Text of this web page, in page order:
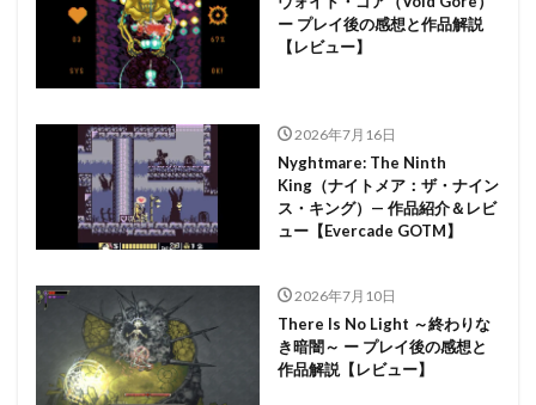
ー プレイ後の感想と作品解説
【レビュー】
2026年7月16日
Nyghtmare: The Ninth
King（ナイトメア：ザ・ナイン
ス・キング）— 作品紹介＆レビ
ュー【Evercade GOTM】
2026年7月10日
There Is No Light ～終わりな
き暗闇～ ー プレイ後の感想と
作品解説【レビュー】